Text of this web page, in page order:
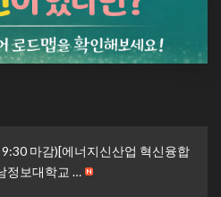
마감)[에너지신산업 혁신융합
정보대학교 …